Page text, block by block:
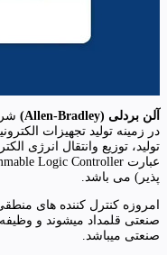
آلن بردلی (Allen-Bradley
)
در زمینه تولید تجهیزات
تولید، توزیع وانتقال انرژی
پذیر) می باشد.
امروزه کنترل کننده های
صنعتی قلمداد میشوند و وظیفه
صنعتی میباشد.